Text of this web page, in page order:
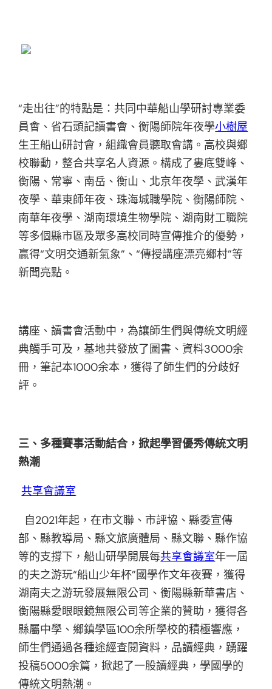
“走出往”的特點是：共同中華船山學研討專業委
員會、省石頭記讀書會、衡陽師院年夜學小樹屋
生王船山研討會，組織會員聽取會講。高校與鄉
校聯動，整合共享名人資源。構成了婁底雙峰、
衡陽、常寧、南岳、衡山、北京年夜學、武漢年
夜學、華東師年夜、珠海城職學院、衡陽師院、
南華年夜學、湖南環境生物學院、湖南財工職院
等多個縣市區及眾多高校同時宣傳推介的優勢，
贏得“文明交通新氣象”、“傳授講座漂亮鄉村”等
新聞亮點。
講座、讀書會活動中，為讓師生們與傳統文明經
典觸手可及，基地共發放了圖書、資料3000余
冊，筆記本1000余本，獲得了師生們的分歧好
評。
三、多種賽事活動結合，掀起學習優秀傳統文明
熱潮
共享會議室
自2021年起，在市文聯、市評協、縣委宣傳
部、縣教導局、縣文旅廣體局、縣文聯、縣作協
等的支撐下，船山研學開展每共享會議室年一屆
的夫之游玩“船山少年杯”國學作文年夜賽，獲得
湖南夫之游玩發展無限公司、衡陽縣新華書店、
衡陽縣愛眼眼鏡無限公司等企業的贊助，獲得各
縣屬中學、鄉鎮學區100余所學校的積極響應，
師生們通過各種途經查閱資料，品讀經典，踴躍
投稿5000余篇，掀起了一股讀經典，學國學的
傳統文明熱潮。